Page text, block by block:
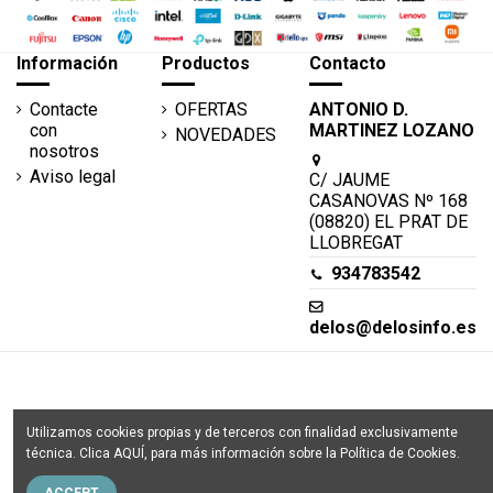
Información
Contacte
con
nosotros
Aviso legal
Productos
OFERTAS
NOVEDADES
Contacto
ANTONIO D.
MARTINEZ LOZANO
C/ JAUME
CASANOVAS Nº 168
(08820) EL PRAT DE
LLOBREGAT
934783542
delos@delosinfo.es
Delosinfo - © Copyright 2025. Todos los derechos
reservados
Utilizamos cookies propias y de terceros con finalidad exclusivamente
técnica. Clica AQUÍ , para más información sobre la Política de Cookies.